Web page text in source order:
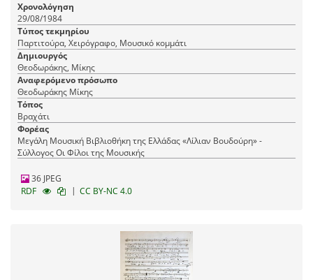
Χρονολόγηση
29/08/1984
Τύπος τεκμηρίου
Παρτιτούρα, Χειρόγραφο, Μουσικό κομμάτι
Δημιουργός
Θεοδωράκης, Μίκης
Αναφερόμενο πρόσωπο
Θεοδωράκης Μίκης
Τόπος
Βραχάτι
Φορέας
Μεγάλη Μουσική Βιβλιοθήκη της Ελλάδας «Λίλιαν Βουδούρη» -
Σύλλογος Οι Φίλοι της Μουσικής
36 JPEG
RDF
| CC BY-NC 4.0